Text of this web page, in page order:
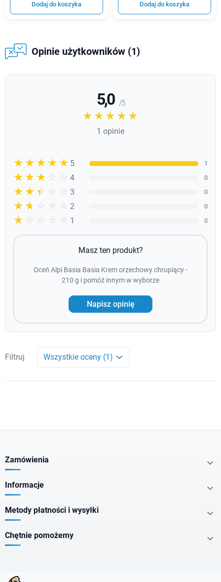
Dodaj do koszyka Dodaj do koszyka
Opinie użytkowników (1)
5,0 / 5
☆☆☆☆☆
★★★★★
1 opinie
☆☆☆☆☆
★★★★★ 5 1
☆☆☆☆☆
★★★★ 4 0
☆☆☆☆☆
★★★ 3 0
☆☆☆☆☆
★★ 2 0
☆☆☆☆☆
★ 1 0
Masz ten produkt?
Oceń Alpi Basia Basia Krem orzechowy chrupiący -
210 g i pomóż innym w wyborze
Napisz opinię
Filtruj Wszystkie oceny (1)
Zamówienia 
Informacje 
Metody płatności i wysyłki 
Chętnie pomożemy 